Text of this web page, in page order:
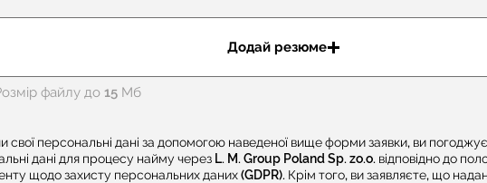
Додай резюме
файлу до 15 Мб
свої персональні дані за допомогою наведеної вище форми заявки, ви
дані для процесу найму через L. M. Group Poland Sp. zo.o. відповідно до
щодо захисту персональних даних (GDPR). Крім того, ви заявляєте, що